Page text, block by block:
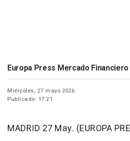
Europa Press Mercado Financiero
Miércoles, 27 mayo 2026
Publicado: 17:21
MADRID 27 May. (EUROPA